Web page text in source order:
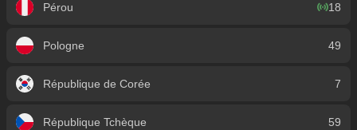
Pérou 18
Pologne 49
République de Corée 7
République Tchèque 59